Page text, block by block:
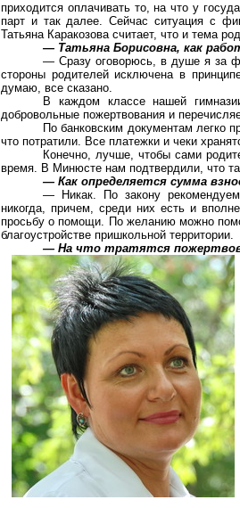
приходится оплачивать то, на что у
парт и так далее. Сейчас ситуация с
Татьяна Каракозова считает, что и тема
— Татьяна Борисовна, как
— Сразу оговорюсь, в душе я за
стороны родителей исключена в
думаю, все сказано.
В каждом классе нашей
добровольные пожертвования и
По банковским документам легко
что потратили. Все платежки и чеки
Конечно, лучше, чтобы сами
время. В Минюсте нам подтвердили, что
— Как определяется сумма
— Никак. По закону
никогда, причем, среди них есть и
просьбу о помощи. По желанию можно
благоустройстве пришкольной территории.
— На что тратятся